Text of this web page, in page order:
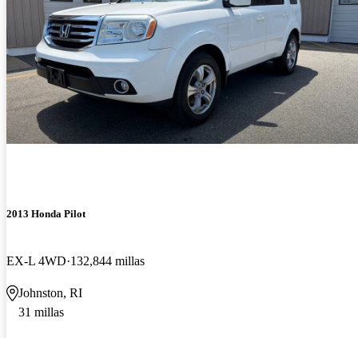
2013 Honda Pilot
EX-L 4WD 132,844 millas
Johnston, RI
31 millas